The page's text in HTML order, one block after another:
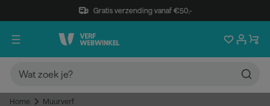
Gratis verzending vanaf €50,-
Home Muurverf